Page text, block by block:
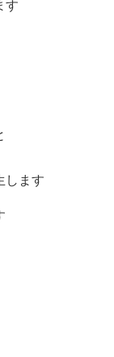
す
します